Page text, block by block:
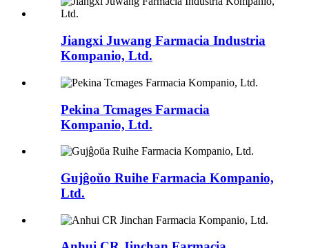
Jiangxi Juwang Farmacia Industria
Kompanio, Ltd.
Pekina Tcmages Farmacia
Kompanio, Ltd.
Gujĝoŭo Ruihe Farmacia Kompanio,
Ltd.